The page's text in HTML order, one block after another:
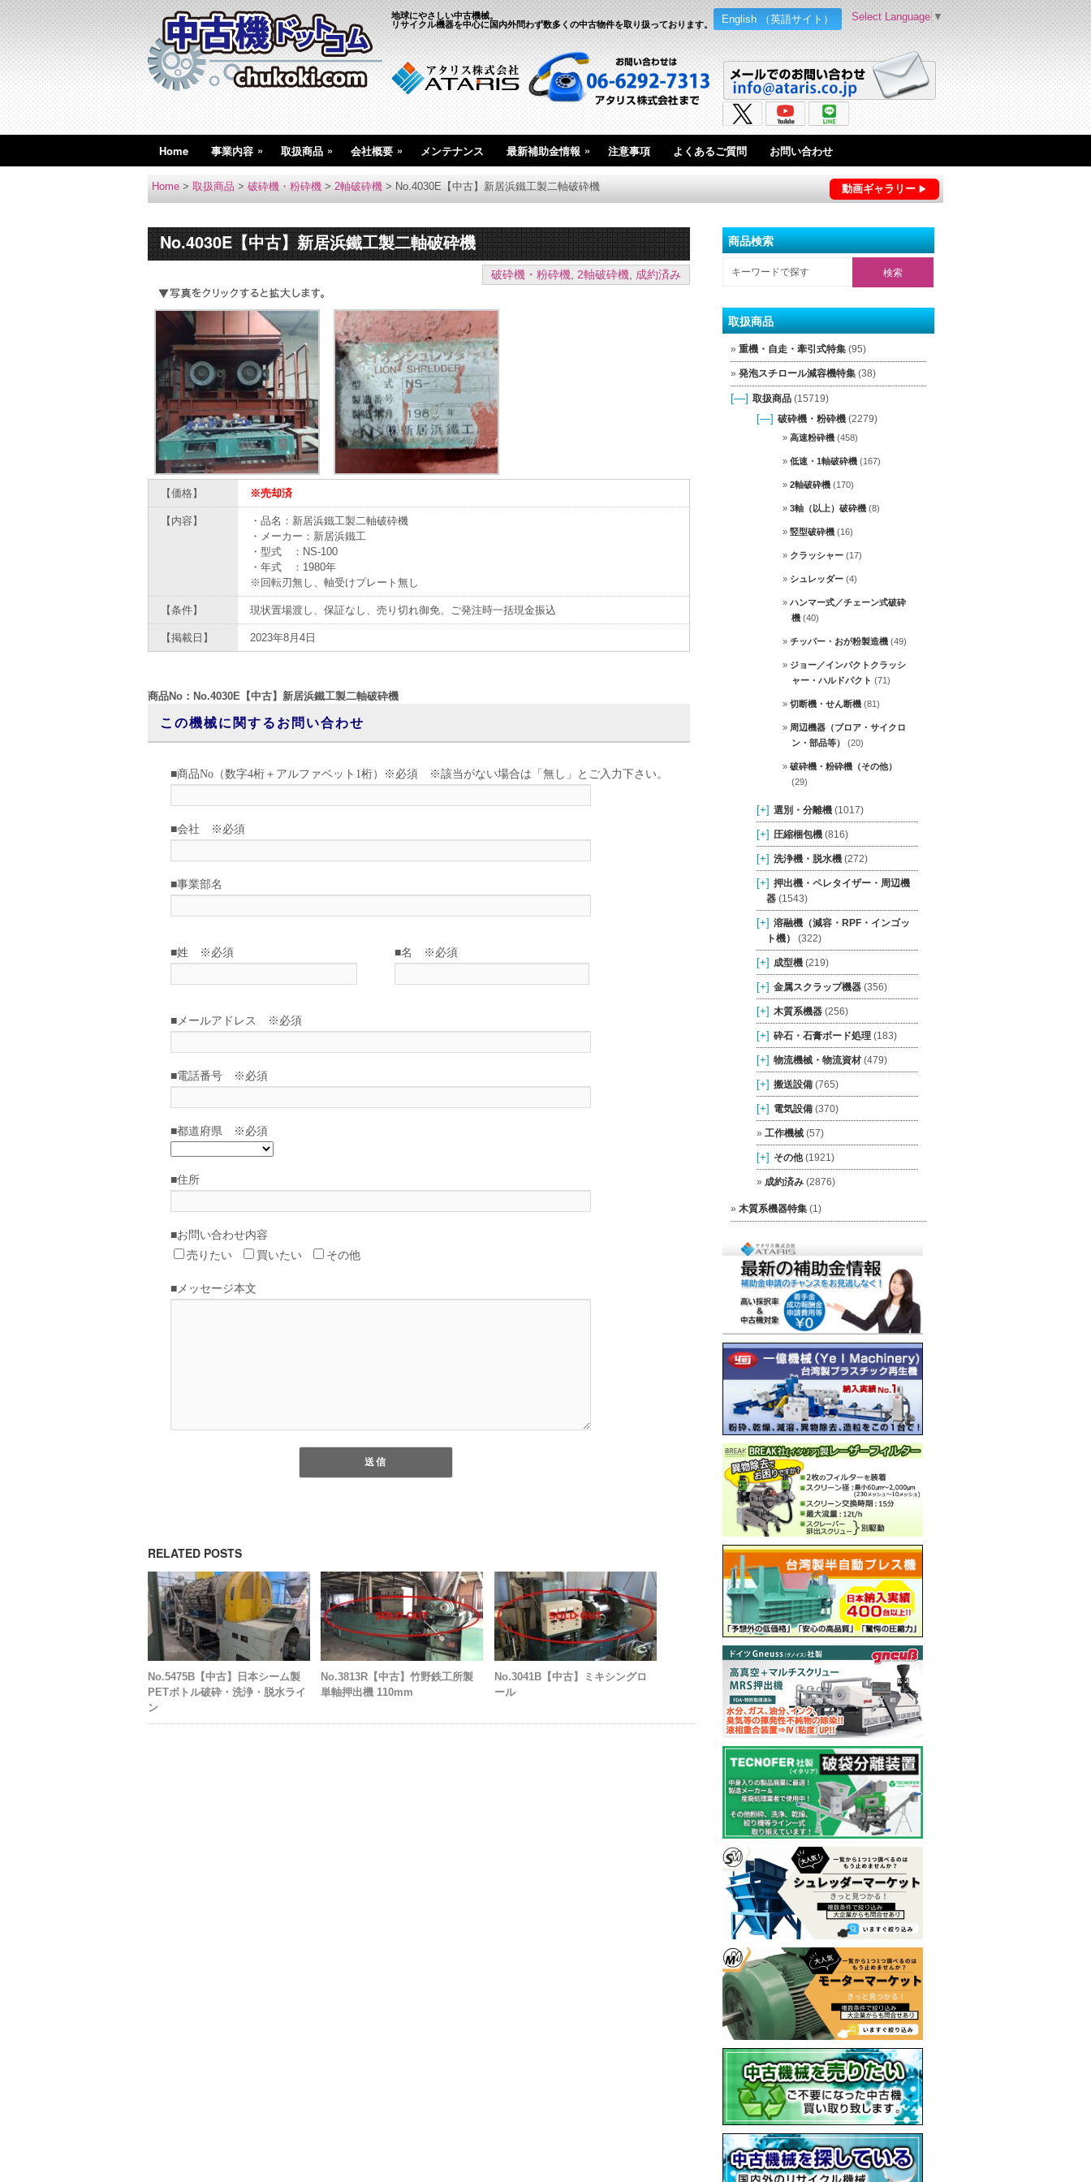
English （英語サイト）
地球にやさしい中古機械。
リサイクル機器を中心に国内外問わず数多くの中古物件を取り扱っております。
Select Language ▼
Home 事業内容 » 取扱商品 » 会社概要 » メンテナンス 最新補助金情報 » 注意事項 よくあるご質問 お問い合わせ
動画ギャラリー
Home > 取扱商品 > 破砕機・粉砕機 > 2軸破砕機 > No.4030E【中古】新居浜鐵工製二軸破砕機
No.4030E【中古】新居浜鐵工製二軸破砕機
破砕機・粉砕機,2軸破砕機, 成約済み
【価格】 ※売却済
【内容】
・品名：新居浜鐵工製二軸破砕機
・メーカー：新居浜鐵工
・型式 ：NS-100
・年式 ：1980年
※回転刃無し、軸受けプレート無し
【条件】 現状置場渡し、保証なし、売り切れ御免、ご発注時一括現金振込
【掲載日】 2023年8月4日
商品No：No.4030E【中古】新居浜鐵工製二軸破砕機
この機械に関するお問い合わせ
RELATED POSTS
No.5475B【中古】日本シーム製
PETボトル破砕・洗浄・脱水ライ
ン
No.3813R【中古】竹野鉄工所製
単軸押出機 110mm
No.3041B【中古】ミキシングロ
ール
商品検索
取扱商品
重機・自走・牽引式特集(95)
発泡スチロール減容機特集(38)
[—] 取扱商品(15719)
[—] 破砕機・粉砕機(2279)
高速粉砕機(458)
低速・1軸破砕機(167)
2軸破砕機(170)
3軸（以上）破砕機(8)
竪型破砕機(16)
クラッシャー(17)
シュレッダー(4)
ハンマー式／チェーン式破砕
機(40)
チッパー・おが粉製造機(49)
ジョー／インパクトクラッシ
ャー・ハルドパクト (71)
切断機・せん断機(81)
周辺機器（ブロア・サイクロ
ン・部品等）
(20)
破砕機・粉砕機（その他）
(29)
[+] 選別・分離機(1017)
[+] 圧縮梱包機(816)
[+] 洗浄機・脱水機(272)
[+] 押出機・ペレタイザー・周辺機
器(1543)
[+] 溶融機（減容・RPF・インゴッ
ト機）
(322)
[+] 成型機(219)
[+] 金属スクラップ機器(356)
[+] 木質系機器(256)
[+] 砕石・石膏ボード処理(183)
[+] 物流機械・物流資材(479)
[+] 搬送設備(765)
[+] 電気設備(370)
工作機械(57)
[+] その他(1921)
成約済み(2876)
木質系機器特集(1)